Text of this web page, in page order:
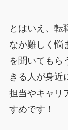
とはいえ、転
なか難しく悩
を聞いてもら
きる人が身近
担当やキャリ
すめです！